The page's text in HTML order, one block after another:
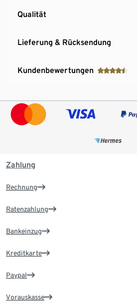
Qualität
Lieferung & Rücksendung
Kundenbewertungen
Zahlung
Rechnung
Ratenzahlung
Bankeinzug
Kreditkarte
Paypal
Vorauskasse